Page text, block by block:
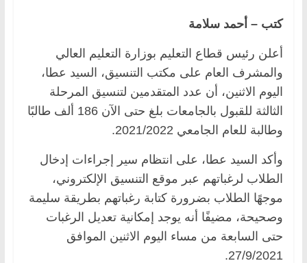
كتب – أحمد سلامة
أعلن رئيس قطاع التعليم بوزارة التعليم العالي
والمشرف العام على مكتب التنسيق، السيد عطا،
اليوم الاثنين، أن عدد المتقدمين لتنسيق المرحلة
الثالثة للقبول بالجامعات بلغ حتى الآن 186 ألف طالبًا
وطالبة للعام الجامعي 2021/2022.
وأكد السيد عطا، على انتظام سير إجراءات إدخال
الطلاب لرغباتهم عبر موقع التنسيق الإلكتروني،
موجهًا الطلاب بضرورة كتابة رغباتهم بطريقة سليمة
وصحيحة، مضيفًا أنه يوجد إمكانية تعديل الرغبات
حتى السابعة من مساء اليوم الاثنين الموافق
27/9/2021.